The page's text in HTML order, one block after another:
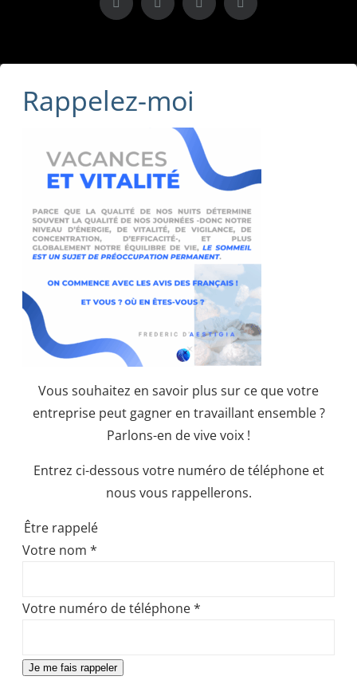
X LinkedInInstagramFacebook
Rappelez-moi
Vous souhaitez en savoir plus sur ce que votre
entreprise peut gagner en travaillant ensemble ?
Parlons-en de vive voix !
Entrez ci-dessous votre numéro de téléphone et
nous vous rappellerons.
Être rappelé
Votre nom *
Votre numéro de téléphone*
Je me fais rappeler